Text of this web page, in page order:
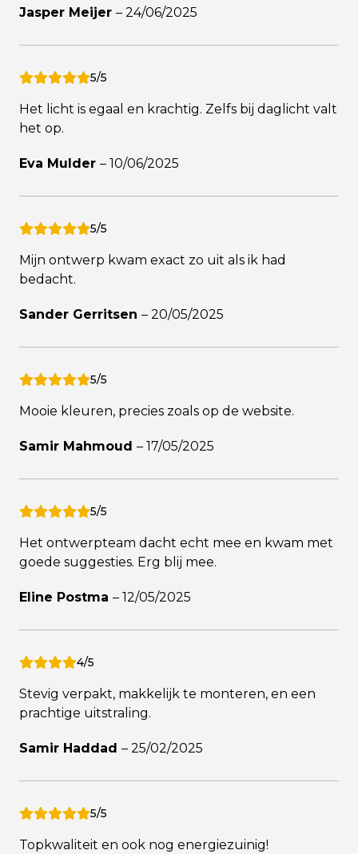
Jasper Meijer – 24/06/2025
5/5
Het licht is egaal en krachtig. Zelfs bij daglicht valt
het op.
Eva Mulder – 10/06/2025
5/5
Mijn ontwerp kwam exact zo uit als ik had
bedacht.
Sander Gerritsen – 20/05/2025
5/5
Mooie kleuren, precies zoals op de website.
Samir Mahmoud – 17/05/2025
5/5
Het ontwerpteam dacht echt mee en kwam met
goede suggesties. Erg blij mee.
Eline Postma – 12/05/2025
4/5
Stevig verpakt, makkelijk te monteren, en een
prachtige uitstraling.
Samir Haddad – 25/02/2025
5/5
Topkwaliteit en ook nog energiezuinig!